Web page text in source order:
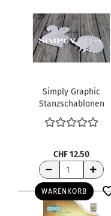
Simply Graphic
Stanzschablonen
Eichhörnchen und Igel
écureuil et hérisson
CHF 12.50
WARENKORB